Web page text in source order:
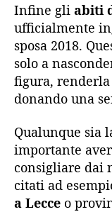
Infine gli abiti
ufficialmente
sposa 2018.
solo a
figura, renderla
donando una
Qualunque sia
importante
consigliare dai
citati ad
a Lecce o